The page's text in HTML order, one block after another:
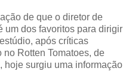
de que o diretor de
um dos favoritos para dirigir
após críticas
Rotten Tomatoes, de
hoje surgiu uma informação